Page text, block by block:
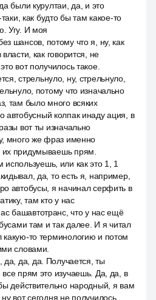
были курултаи, да, и это
как будто бы там какое-то
Угу. И моя
шансов, потому что я, ну, как
как говорится, не
вот получилось такое.
стрельнуло, ну, стрельнуло,
потому что изначально
там было много всяких
автобусный колпак инаду ация, в
вот ты изначально
много же фраз именно
придумываешь прям.
или как это 1, 1
да, то есть я, например,
автобусы, я начинал серфить в
там кто у нас
башавтотранс, что у нас ещё
там и так далее. И я читал
какую-то терминологию и потом
словами.
да, да. Получается, ты
прям это изучаешь. Да, да, в
действительно народный, я вам
вот сегодня не получилось,